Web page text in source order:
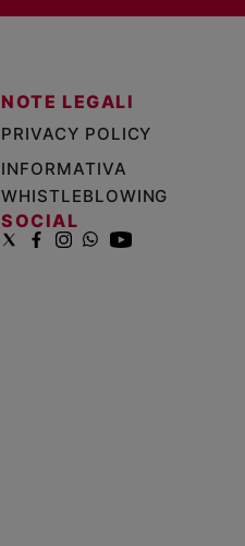
NOTE LEGALI
PRIVACY POLICY
INFORMATIVA
WHISTLEBLOWING
SOCIAL